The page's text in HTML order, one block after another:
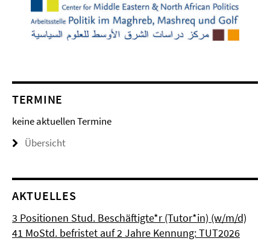
TERMINE
keine aktuellen Termine
Übersicht
AKTUELLES
3 Positionen Stud. Beschäftigte*r (Tutor*in) (w/m/d)
41 MoStd. befristet auf 2 Jahre Kennung: TUT2026